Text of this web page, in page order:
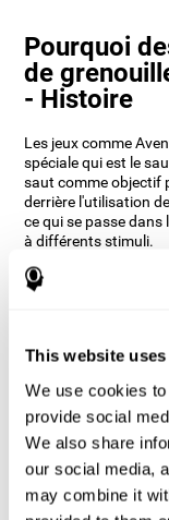
This website
We use cookies
provide social
We also share
our social media,
may combine it
Pourquoi
de
- Histoire
Les jeux comme
spéciale qui est le
saut comme objectif
derrière l'utilisation
ce qui se passe
à différents stimuli.
Les développeurs
ont réussi à
Comment
grenouille"
capacités
L'utilisation de jeux
stimule un modèle
Une stimulation